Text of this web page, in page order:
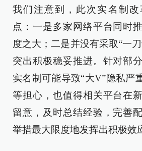
我们注意到，此次实名制
点：一是多家网络平台同时
度之大；二是并没有采取“一
突出积极稳妥推进。针对部
实名制可能导致“大V”隐私严
等担心，也值得相关平台在
留意，及时总结经验，完善
举措最大限度地发挥出积极效